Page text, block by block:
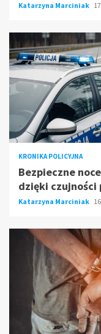
Katarzyna Marciniak
KRONIKA POLICYJNA
Bezpieczne
dzięki czujności
Katarzyna Marciniak